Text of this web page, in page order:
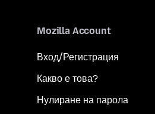
Mozilla Account
Вход/Регистрация
Какво е това?
Нулиране на парола